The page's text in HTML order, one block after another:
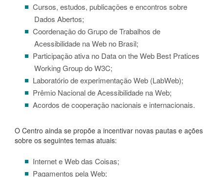
Cursos, estudos, publicações e encontros sobre
Dados Abertos;
Coordenação do Grupo de Trabalhos de
Acessibilidade na Web no Brasil;
Participação ativa no Data on the Web Best Pratices
Working Group do W3C;
Laboratório de experimentação Web (LabWeb);
Prêmio Nacional de Acessibilidade na Web;
Acordos de cooperação nacionais e internacionais.
O Centro ainda se propõe a incentivar novas pautas e ações
sobre os seguintes temas atuais:
Internet e Web das Coisas;
Pagamentos pela Web;